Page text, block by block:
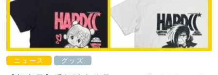
ニュース グッズ